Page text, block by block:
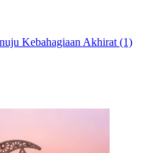
Kebahagiaan Akhirat (1)